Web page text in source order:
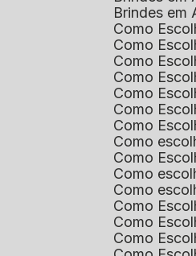
Brindes
Como
Como
Como
Como
Como
Como
Como
Como
Como
Como
Como
Como
Como
Como